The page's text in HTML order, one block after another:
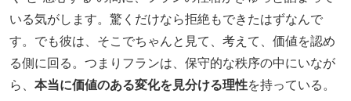
いる気がします。驚くだけなら拒絶もできたはずなんで
す。でも彼は、そこでちゃんと見て、考えて、価値を認め
る側に回る。つまりフランは、保守的な秩序の中にいなが
ら、 本当に価値のある変化を見分ける理性を持っている。